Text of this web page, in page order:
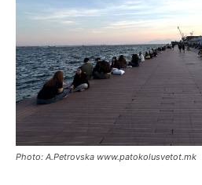
Photo: A.Petrovska www.patokolusvetot.mk